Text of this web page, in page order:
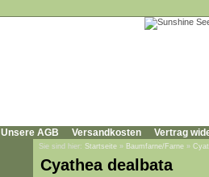
Unsere AGB Versandkosten Vertrag
Sie sind hier: Startseite » Baumfarne/Farne »
Cyathea dealbata